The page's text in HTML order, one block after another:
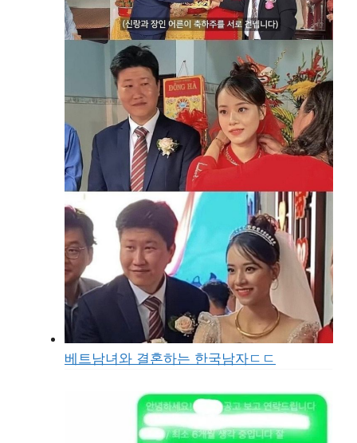
베트남녀와 결혼하는 한국남자ㄷㄷ